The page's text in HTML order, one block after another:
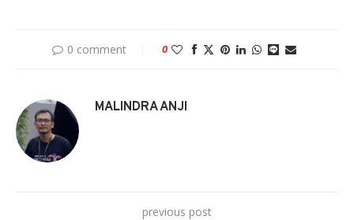
0 comment 0
MALINDRA ANJI
previous post